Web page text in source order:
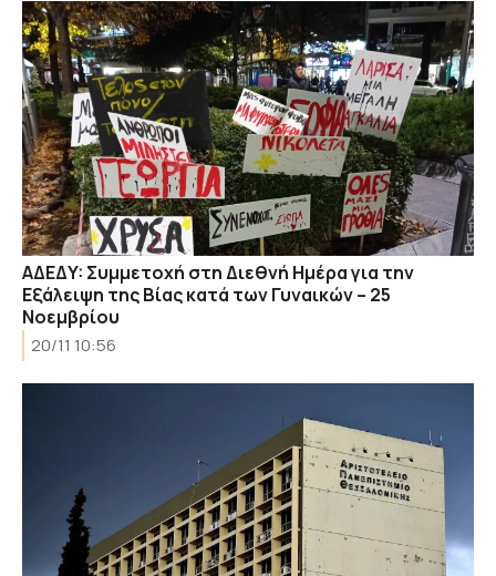
AΔEΔY: Συμμετοχή στη Διεθνή Ημέρα για την
Εξάλειψη της Βίας κατά των Γυναικών – 25
Νοεμβρίου
20/11 10:56